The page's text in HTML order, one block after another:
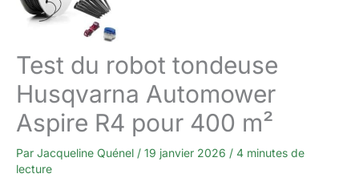
Test du robot tondeuse
Husqvarna Automower
Aspire R4 pour 400 m²
Par Jacqueline Quénel / 19 janvier 2026 / 4 minutes de
lecture